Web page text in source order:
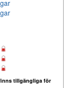
tillgängliga för